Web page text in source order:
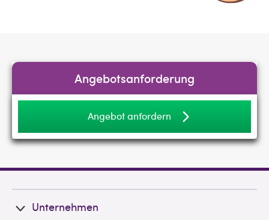
Angebotsanforderung
Angebot anfordern
Unternehmen